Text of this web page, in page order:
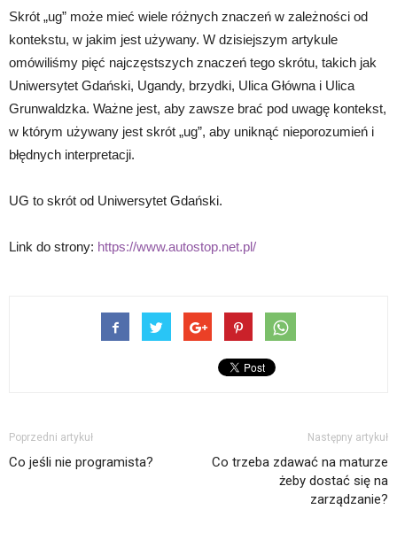
Skrót „ug” może mieć wiele różnych znaczeń w zależności od
kontekstu, w jakim jest używany. W dzisiejszym artykule
omówiliśmy pięć najczęstszych znaczeń tego skrótu, takich jak
Uniwersytet Gdański, Ugandy, brzydki, Ulica Główna i Ulica
Grunwaldzka. Ważne jest, aby zawsze brać pod uwagę kontekst,
w którym używany jest skrót „ug”, aby uniknąć nieporozumień i
błędnych interpretacji.
UG to skrót od Uniwersytet Gdański.
Link do strony: https://www.autostop.net.pl/
Poprzedni artykuł
Co jeśli nie programista?
Następny artykuł
Co trzeba zdawać na maturze
żeby dostać się na
zarządzanie?